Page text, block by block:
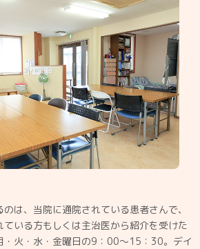
は、当院に通院されている患者さんで、
ている方もしくは主治医から紹介を受けた
・火・水・金曜日の9：00～15：30。デイ